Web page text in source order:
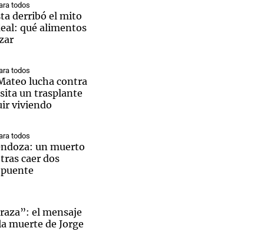
todos
derribó el mito
qué alimentos
todos
lucha contra
un trasplante
viviendo
todos
un muerto
caer dos
el mensaje
muerte de Jorge